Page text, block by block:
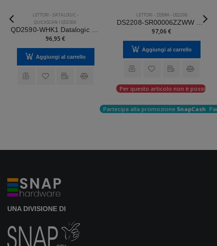
LETTORI - DATALOGIC-
QUICKSCAN I QD2500
96,95 €
Aggiungi al carrello
LETTORI - ZEBRA - DS2208
DS2208-SR00006ZZWW Zebra Mod. DS2208. Classificazione: Impugnabile.
97,06 €
Aggiungi al carrello
Per questo articolo non è
Partecipa alla promozione
UNA DIVISIONE DI